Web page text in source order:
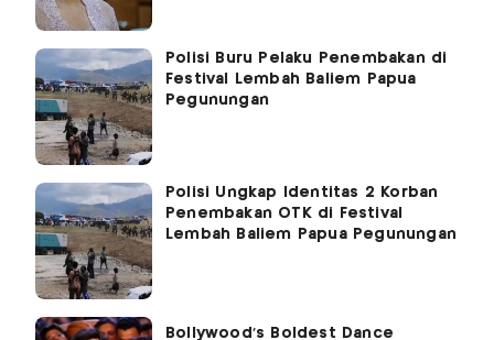
Polisi Buru Pelaku Penembakan di
Festival Lembah Baliem Papua
Pegunungan
Polisi Ungkap Identitas 2 Korban
Penembakan OTK di Festival
Lembah Baliem Papua Pegunungan